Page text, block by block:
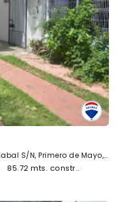
Jose moreno irabien y Anacleto Canabal S/N, Primero de Mayo, Centro
85.72 mts. constr..